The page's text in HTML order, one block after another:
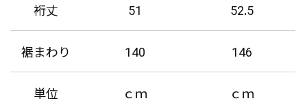
裄丈 51 52.5
裾まわり 140 146
単位 ｃｍ ｃｍ